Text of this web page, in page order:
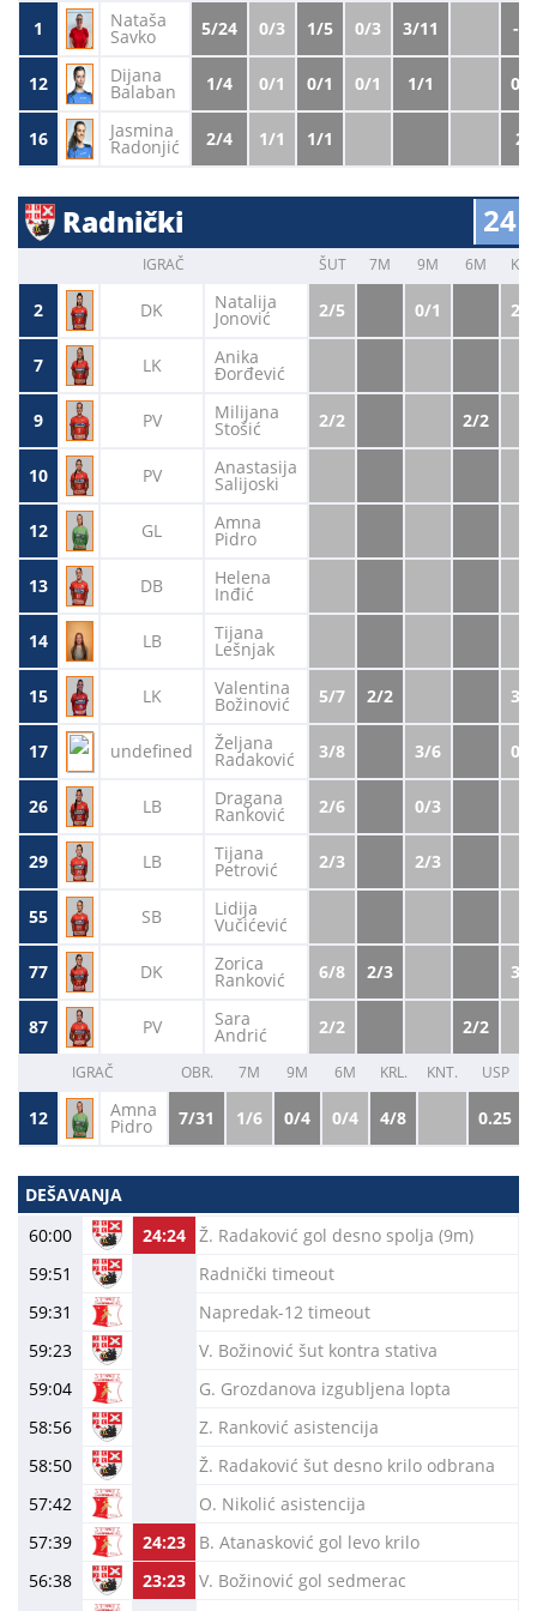
1 Nataša
Savko 5/24 0/3 1/5 0/3 3/11 -
12 Dijana
Balaban 1/4 0/1 0/1 0/1 1/1
16 Jasmina
Radonjić 2/4 1/1 1/1
Radnički 24
IGRAČ ŠUT 7M 9M 6M KRL.
2 DK Natalija
Jonović 2/5 0/1 2/4
7 LK Anika
Đorđević
9 PV Milijana
Stošić 2/2 2/2
10 PV Anastasija
Salijoski
12 GL Amna
Pidro
13 DB Helena
Inđić
14 LB Tijana
Lešnjak
15 LK Valentina
Božinović 5/7 2/2 3/4
17 undefined Željana
Radaković 3/8 3/6 0/2
26 LB Dragana
Ranković 2/6 0/3
29 LB Tijana
Petrović 2/3 2/3
55 SB Lidija
Vučićević
77 DK Zorica
Ranković 6/8 2/3 3/4
87 PV Sara
Andrić 2/2 2/2
IGRAČ OBR. 7M 9M 6M KRL. KNT. USP
12 Amna
Pidro 7/31 1/6 0/4 0/4 4/8 0.25
DEŠAVANJA
60:00
24:24 Ž. Radaković gol desno spolja (9m)
59:51
Radnički timeout
59:31
Napredak-12 timeout
59:23
V. Božinović šut kontra stativa
59:04
G. Grozdanova izgubljena lopta
58:56
Z. Ranković asistencija
58:50
Ž. Radaković šut desno krilo odbrana
57:42
O. Nikolić asistencija
57:39
24:23
B. Atanasković gol levo krilo
56:38
23:23 V. Božinović gol sedmerac